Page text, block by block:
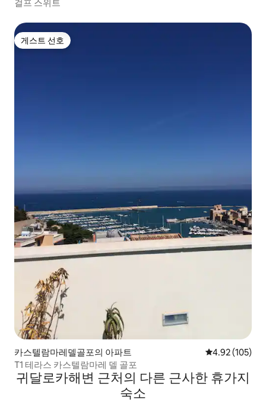
걸프 스위트
게스트 선호
게스트 선호
카스텔람마레델골포의 아파트 평점 4.92점(5
4.92 (105)
T1 테라스 카스텔람마레 델 골포
귀달로카해변 근처의 다른 근사한 휴가지
숙소